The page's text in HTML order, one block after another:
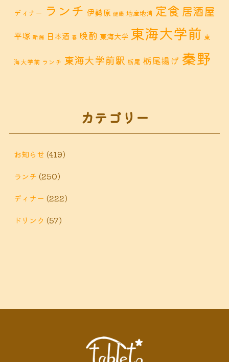
ディナー ランチ 伊勢原 健康 地産地消 定食 居酒屋
平塚 新潟 日本酒 春 晩酌 東海大学 東海大学前 東
海大学前 ランチ 東海大学前駅 栃尾 栃尾揚げ 秦野
鶴巻 カフェ
ィナー鶴巻 ランチ
泉鶴巻温泉駅
カテゴリー
お知らせ (419)
ランチ (250)
ディナー (222)
ドリンク (57)